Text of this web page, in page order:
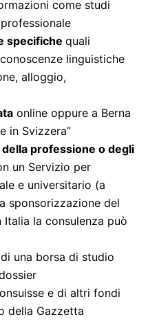
come studi
specifiche quali
linguistiche
alloggio,
online oppure a Berna
in Svizzera”
professione o degli
un Servizio per
e universitario (a
sponsorizzazione del
la consulenza può
una borsa di studio
e di altri fondi
della Gazzetta